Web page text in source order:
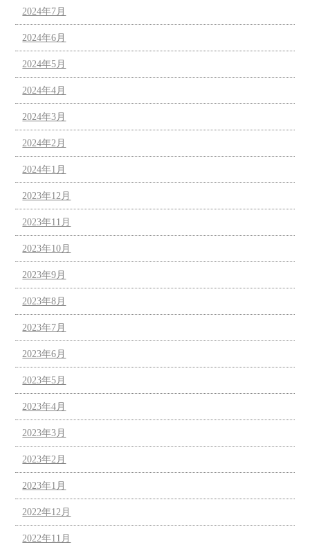
2024年7月
2024年6月
2024年5月
2024年4月
2024年3月
2024年2月
2024年1月
2023年12月
2023年11月
2023年10月
2023年9月
2023年8月
2023年7月
2023年6月
2023年5月
2023年4月
2023年3月
2023年2月
2023年1月
2022年12月
2022年11月